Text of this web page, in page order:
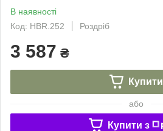
В наявності
Код: HBR.252
Роздріб
3 587 ₴
Купити
або
Купити з